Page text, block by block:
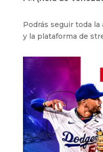
Podrás seguir toda la
y la plataforma de